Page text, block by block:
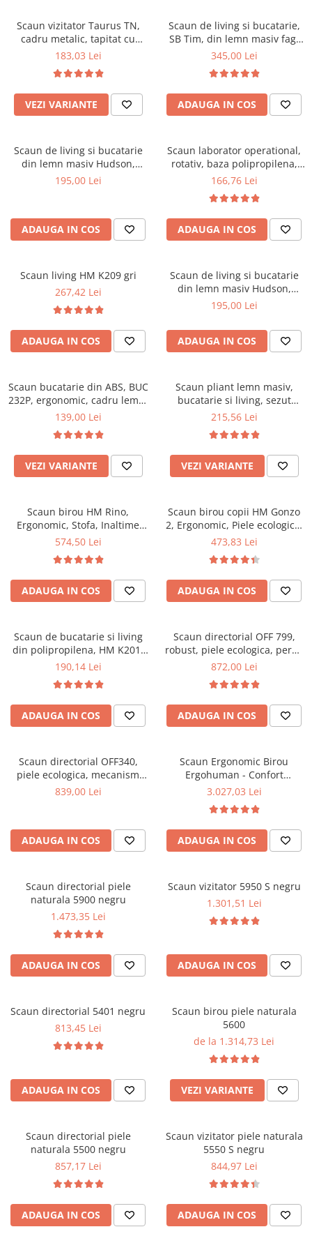
Saltele cu arcuri impachetate
individual
Saltele Memory Pocket
Saltele Memory Foam
Saltele Memory Pocket
Saltele cu plasa arcuri
Saltele cu spuma
Saltele cu spuma poliuretanica
Saltele 140x200
Saltele 180x200
Top saltele
Top saltele 5 cm
Top saltele 10 cm
Top saltele memory 5 cm
Saltele ieftine
Saltele cu plasa de arcuri
Paturi
Seturi de pat si saltea
Masute de toaleta
Mobilier living
Scaune pentru living
Comode living
Set mese plus scaune
Scaune ergonomice
Etajere Birou
Birouri
Scaune pentru birou
Scaune pentru vizitatori
Mobilier bucatarie
Scaune pentru bucatarie
Mobila bucatarie
Seturi mese si scaune bucatarie
Mobilier hol
Mobila hol
Suporturi si rafturi pantofi
Pantofare
Seturi mobilier hol
Stender haine
Suport pentru umerase
Etajere
Cuiere
Mese gradinita
Scaune gradinita
Set mese si scaune gradinita
Mobila camera copii
Saltele patuturi copii
Paturi copii
Masa si scaune gradinita
Scaune birou
Scaune profesionale
Scaune resigilate
Scaune conferinta
Scaune terasa si outdoor
Scaun vizitator Taurus TN,
cadru metalic, tapitat cu
stofa, stivuibil, 120 kg, negru
183,03 Lei
VEZI VARIANTE
Scaun de living si bucatarie,
SB Tim, din lemn masiv fag,
tapiterie stofa, lacuit, 120 kg,
345,00 Lei
ADAUGA IN COS
Scaun de living si bucatarie
din lemn masiv Hudson,
tapiterie stofa,100 kg,
195,00 Lei
ADAUGA IN COS
Scaun laborator operational,
rotativ, baza polipropilena,
piele ecologica, inaltime
166,76 Lei
ADAUGA IN COS
Scaun living HM K209 gri
267,42 Lei
ADAUGA IN COS
Scaun de living si bucatarie
din lemn masiv Hudson,
tapiterie stofa,100 kg,
195,00 Lei
ADAUGA IN COS
Scaun bucatarie din ABS, BUC
232P, ergonomic, cadru lemn,
100 kg
139,00 Lei
VEZI VARIANTE
Scaun pliant lemn masiv,
bucatarie si living, sezut
tapitat cu piele ecologica, 100
215,56 Lei
VEZI VARIANTE
Scaun birou HM Rino,
Ergonomic, Stofa, Inaltime
reglabila, Mecanism
cm, Gri
574,50 Lei
ADAUGA IN COS
Scaun birou copii HM Gonzo
2, Ergonomic, Piele ecologica,
Inaltime ajustabila, Mecanism
473,83 Lei
ADAUGA IN COS
Scaun de bucatarie si living
din polipropilena, HM K201,
ergonomic, baza lemn masiv,
100 kg, alb
190,14 Lei
ADAUGA IN COS
Scaun directorial OFF 799,
robust, piele ecologica, perne
duble, baza cromata,
872,00 Lei
ADAUGA IN COS
Scaun directorial OFF340,
piele ecologica, mecanism
balans, robust, rabatabil 180
839,00 Lei
ADAUGA IN COS
Scaun Ergonomic Birou
Ergohuman - Confort
Premium, Reglaje Inteligente
Performanta la Birou
3.027,03 Lei
ADAUGA IN COS
Scaun directorial piele
naturala 5900 negru
1.473,35 Lei
ADAUGA IN COS
Scaun vizitator 5950 S negru
1.301,51 Lei
ADAUGA IN COS
Scaun directorial 5401 negru
813,45 Lei
ADAUGA IN COS
Scaun birou piele naturala
5600
de la 1.314,73 Lei
VEZI VARIANTE
Scaun directorial piele
naturala 5500 negru
857,17 Lei
ADAUGA IN COS
Scaun vizitator piele naturala
5550 S negru
844,97 Lei
ADAUGA IN COS